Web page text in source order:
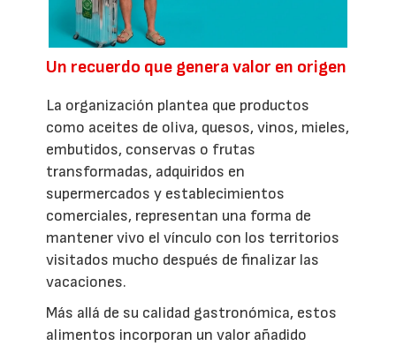
Un recuerdo que genera valor en origen
La organización plantea que productos
como aceites de oliva, quesos, vinos, mieles,
embutidos, conservas o frutas
transformadas, adquiridos en
supermercados y establecimientos
comerciales, representan una forma de
mantener vivo el vínculo con los territorios
visitados mucho después de finalizar las
vacaciones.
Más allá de su calidad gastronómica, estos
alimentos incorporan un valor añadido